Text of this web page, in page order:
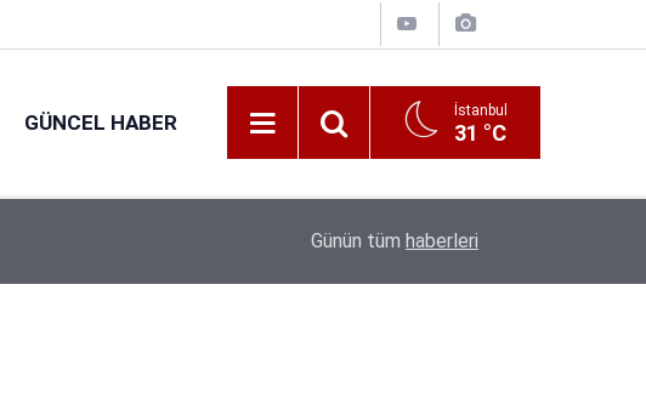
GÜNCEL HABER İstanbul
31 °C
Günün tüm haberleri